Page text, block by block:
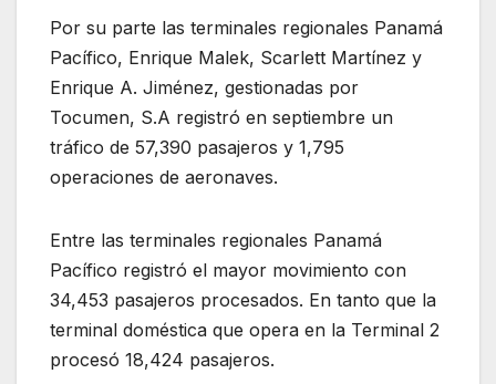
Por su parte las terminales regionales Panamá
Pacífico, Enrique Malek, Scarlett Martínez y
Enrique A. Jiménez, gestionadas por
Tocumen, S.A registró en septiembre un
tráfico de 57,390 pasajeros y 1,795
operaciones de aeronaves.
Entre las terminales regionales Panamá
Pacífico registró el mayor movimiento con
34,453 pasajeros procesados. En tanto que la
terminal doméstica que opera en la Terminal 2
procesó 18,424 pasajeros.